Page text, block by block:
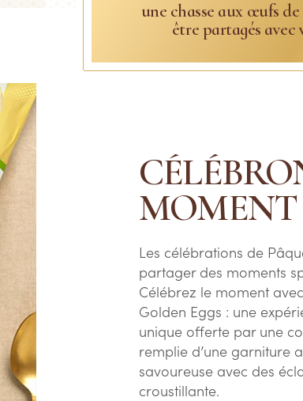
une chasse aux œufs
être partagés avec
MOMENT
Les célébrations de
partager des moments
Célébrez le moment
Golden Eggs : une
unique offerte par une
remplie d’une garniture
savoureuse avec des
croustillante.